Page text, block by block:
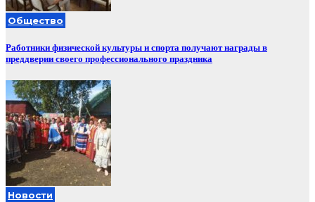
Общество
Работники физической культуры и спорта получают награды в
преддверии своего профессионального праздника
Новости